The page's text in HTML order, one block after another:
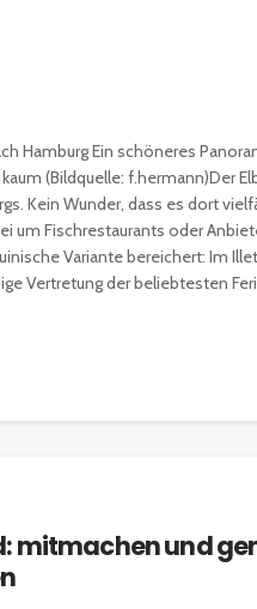
Hamburg Ein schöneres
(Bildquelle: f.hermann)Der
Kein Wunder, dass es dort
um Fischrestaurants oder
Variante bereichert: Im
Vertretung der beliebtesten
mitmachen und
zu
für